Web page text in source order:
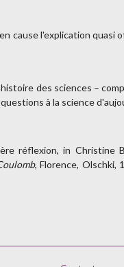
cause l'explication quasi
des sciences –
à la science
réflexion, in Christine
, Florence, Olschki,